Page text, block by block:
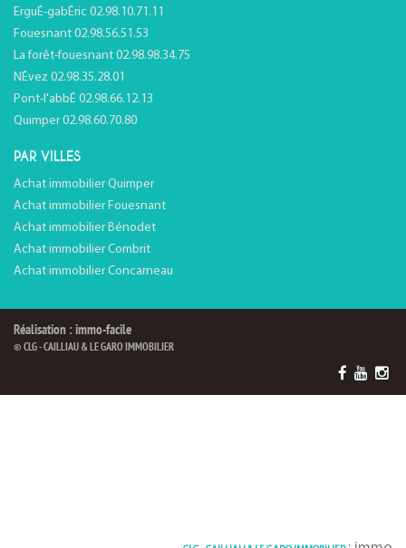
ErguÉ-gabÉric 02.98.10.71.11
Fouesnant 02.98.56.51.53
La forêt-fouesnant 02.98.98.34.75
NÉvez 02.98.35.28.01
Pont-l'abbÉ 02.98.66.12.13
Quimper 02.98.60.70.80
PAR VILLES
Achat immobilier Quimper
Achat immobilier Fouesnant
Achat immobilier Bénodet
Achat immobilier Combrit
Achat immobilier Concarneau
Réalisation : immo-facile
© CLG - CAILLIAU & LE GARO IMMOBILIER